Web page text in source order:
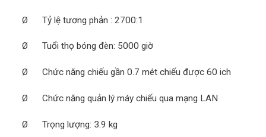
Ø Tỷ lệ tương phản : 2700:1
Ø Tuổi thọ bóng đèn: 5000 giờ
Ø Chức năng chiếu gần 0.7 mét chiếu được 60 ich
Ø Chức năng quản lý máy chiếu qua mạng LAN
Ø Trọng lượng: 3.9 kg